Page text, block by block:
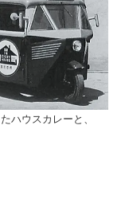
ハウスカレーと、